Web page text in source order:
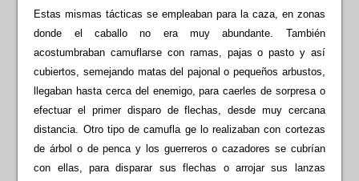
Estas mismas tácticas se empleaban para la caza, en zonas
donde el caballo no era muy abundante. También
acostumbraban camuflarse con ramas, pajas o pasto y así
cubiertos, semejando matas del pajonal o pequeños arbustos,
llegaban hasta cerca del enemigo, para caerles de sorpresa o
efectuar el primer disparo de flechas, desde muy cercana
distancia. Otro tipo de camufla ge lo realizaban con cortezas
de árbol o de penca y los guerreros o cazadores se cubrían
con ellas, para disparar sus flechas o arrojar sus lanzas